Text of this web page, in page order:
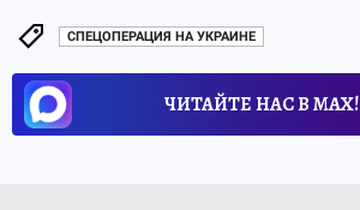
СПЕЦОПЕРАЦИЯ НА УКРАИНЕ
ЧИТАЙТЕ НАС В МАХ!